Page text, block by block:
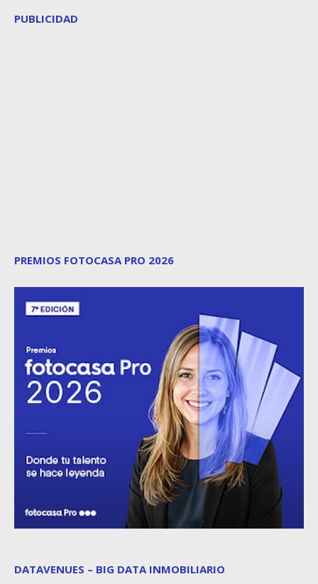
PUBLICIDAD
PREMIOS FOTOCASA PRO 2026
DATAVENUES – BIG DATA INMOBILIARIO